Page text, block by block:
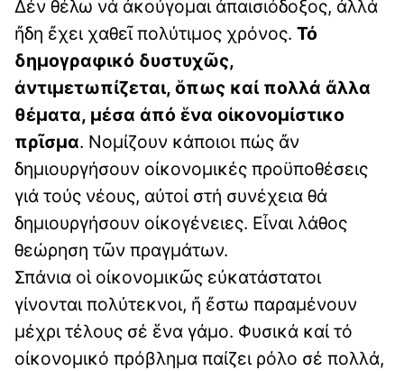
Δέν θέλω νά ἀκούγομαι ἀπαισιόδοξος, ἀλλά
ἤδη ἔχει χαθεῖ πολύτιμος χρόνος. Τό
δημογραφικό δυστυχῶς,
ἀντιμετωπίζεται, ὅπως καί πολλά ἄλλα
θέματα, μέσα ἀπό ἕνα οἰκονομίστικο
πρῖσμα. Νομίζουν κάποιοι πώς ἄν
δημιουργήσουν οἰκονομικές προϋποθέσεις
γιά τούς νέους, αὐτοί στή συνέχεια θά
δημιουργήσουν οἰκογένειες. Εἶναι λάθος
θεώρηση τῶν πραγμάτων.
Σπάνια οἱ οἰκονομικῶς εὐκατάστατοι
γίνονται πολύτεκνοι, ἤ ἔστω παραμένουν
μέχρι τέλους σέ ἕνα γάμο. Φυσικά καί τό
οἰκονομικό πρόβλημα παίζει ρόλο σέ πολλά,